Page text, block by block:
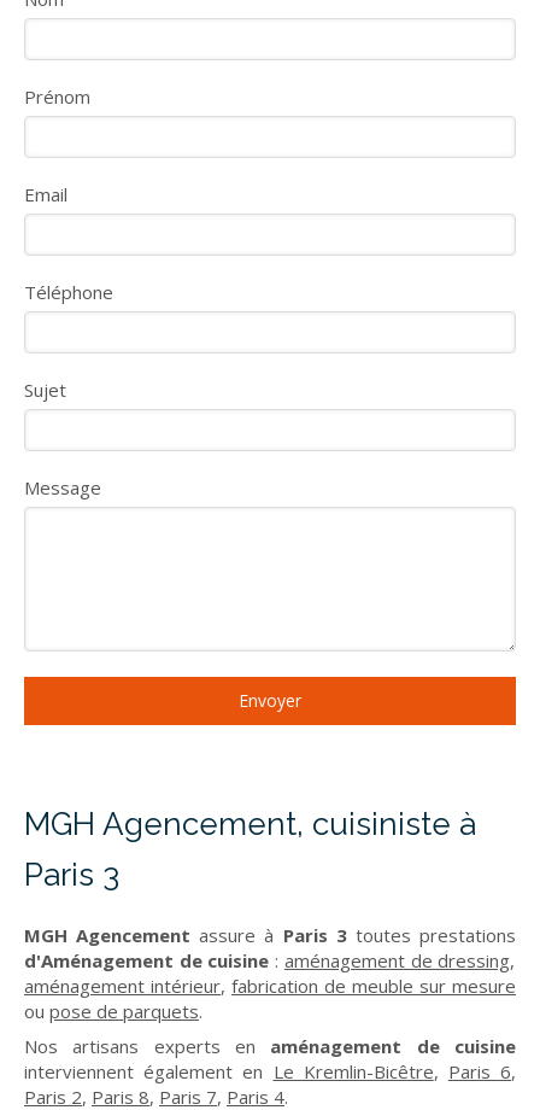
Prénom
Email
Téléphone
Sujet
Message
Envoyer
MGH Agencement, cuisiniste à
Paris 3
MGH Agencement assure à Paris 3toutes prestations
d'Aménagement de cuisine : aménagement de dressing,
aménagement intérieur, fabrication de meuble sur mesure
ou pose de parquets.
Nos artisans experts en aménagement de cuisine
interviennent également en Le Kremlin-Bicêtre, Paris 6,
Paris 2, Paris 8, Paris 7, Paris 4.